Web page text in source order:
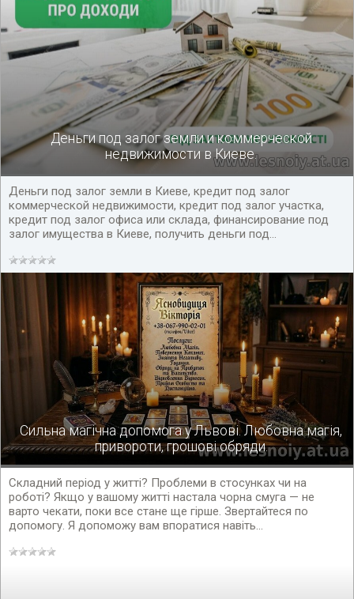
Деньги под залог земли и коммерческой
недвижимости в Киеве.
Деньги под залог земли в Киеве, кредит под залог
коммерческой недвижимости, кредит под залог участка,
кредит под залог офиса или склада, финансирование под
залог имущества в Киеве, получить деньги под...
Сильна магічна допомога у Львові. Любовна магія,
привороти, грошові обряди.
Складний період у житті? Проблеми в стосунках чи на
роботі? Якщо у вашому житті настала чорна смуга — не
варто чекати, поки все стане ще гірше. Звертайтеся по
допомогу. Я допоможу вам впоратися навіть...